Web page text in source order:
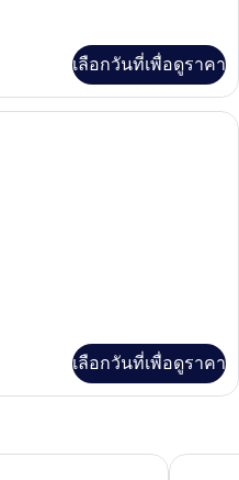
เลือกวันที่เพื่อดูราคา
ห้องพัก, เตียงควีนไซส์ 1 เตียง | เครื่อ
เลือกวันที่เพื่อดูราคา
พรีเมียร์